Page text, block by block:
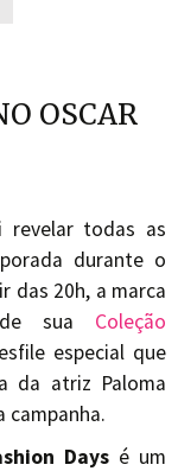
OSCAR
todas as
durante o
das 20h, a marca
de sua Coleção
especial que
da atriz Paloma
campanha.
Days é um